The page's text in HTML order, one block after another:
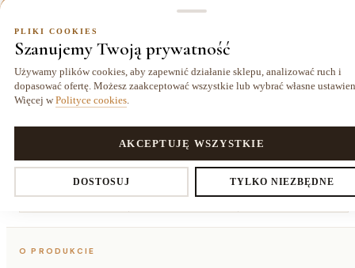
80x250 cm
299,00 zł
80x150 cm
182,00 zł
120x170 cm
299,00 zł
160x220
cm
180x270
200x290
Dostawa kurierem
25,00 zł na zwrot
Gwarancja
24 miesiące
O PRODUKCIE
PLIKI COOKIES
Szanujemy Twoją prywatność
Używamy plików cookies, aby zapewnić działanie sklepu, analizować ruch i
dopasować ofertę. Możesz zaakceptować wszystkie lub wybrać własne
Więcej w Polityce cookies
DOSTOSUJ TYLKO NIEZBĘDNE
AKCEPTUJĘ WSZYSTKIE
Ustawienia prywatności
Decydujesz, które dane zbieramy. Niezbędne pliki cookies są